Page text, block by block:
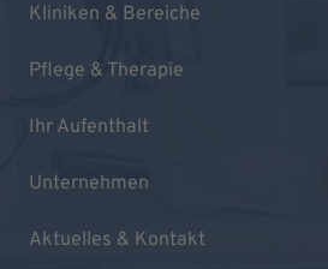
Kliniken & Bereiche
Pflege & Therapie
Ihr Aufenthalt
Unternehmen
Aktuelles & Kontakt